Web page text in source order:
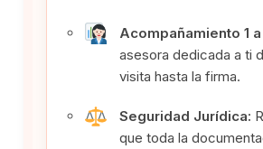
Acompañamiento 1 a
asesora dedicada a ti
visita hasta la firma.
Seguridad Jurídica:
que toda la